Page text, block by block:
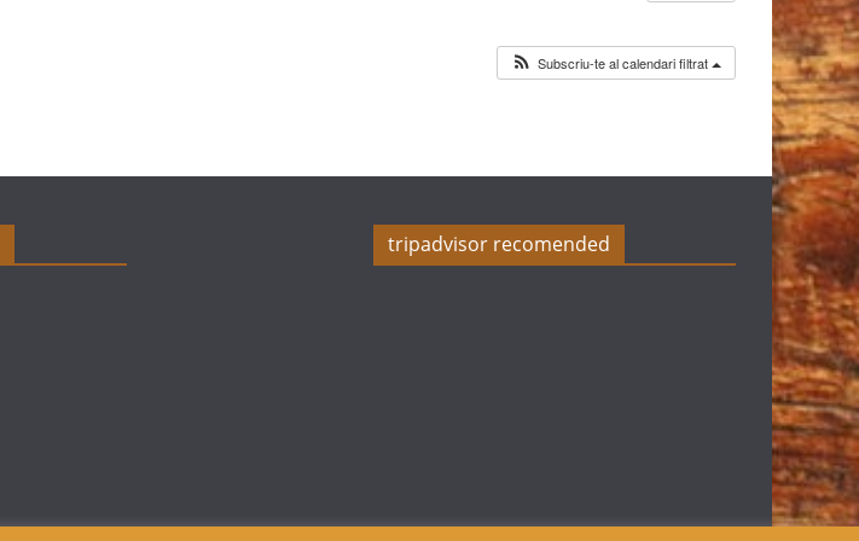
Subscriu-te al calendari filtrat
tripadvisor recomended